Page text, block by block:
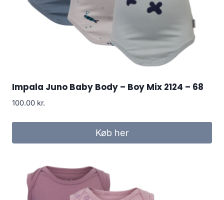
Impala Juno Baby Body – Boy Mix 2124 – 68
100.00 kr.
Køb her